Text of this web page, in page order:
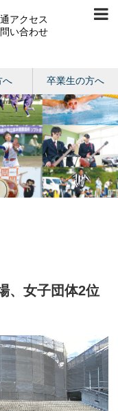
アクセス
い合わせ
へ 卒業生の方へ
、女子団体2位